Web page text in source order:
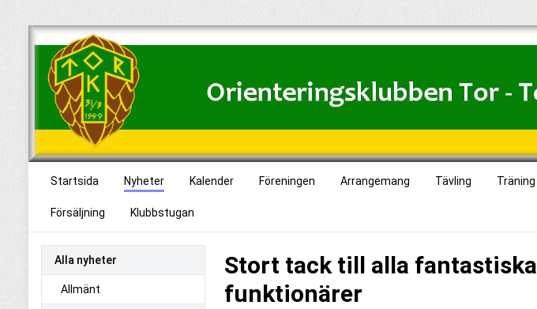
Startsida Nyheter Kalender Föreningen Arrangemang Tävling Träning
Försäljning Klubbstugan
Alla nyheter
Allmänt
Stort tack till alla fantastiska
funktionärer